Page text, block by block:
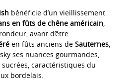
bénéficie d’un vieillissement
en fûts de chêne américain,
avant d’être
en fûts anciens de Sauternes,
ses nuances gourmandes,
caractéristiques du
bordelais.